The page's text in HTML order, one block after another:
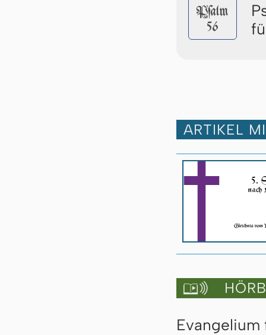
Pſalm
56
ARTIKEL

Evangelium